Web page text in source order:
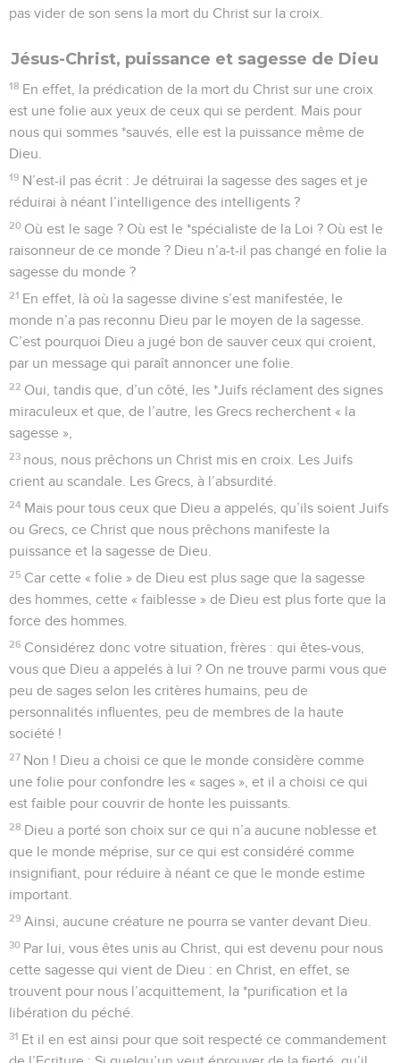
pas vider de son sens la mort du Christ sur la croix.
Jésus-Christ, puissance et sagesse de Dieu
18 En effet, la prédication de la mort du Christ sur une croix
est une folie aux yeux de ceux qui se perdent. Mais pour
nous qui sommes *sauvés, elle est la puissance même de
Dieu.
19 N’est-il pas écrit : Je détruirai la sagesse des sages et je
réduirai à néant l’intelligence des intelligents ?
20 Où est le sage ? Où est le *spécialiste de la Loi ? Où est le
raisonneur de ce monde ? Dieu n’a-t-il pas changé en folie la
sagesse du monde ?
21 En effet, là où la sagesse divine s’est manifestée, le
monde n’a pas reconnu Dieu par le moyen de la sagesse.
C’est pourquoi Dieu a jugé bon de sauver ceux qui croient,
par un message qui paraît annoncer une folie.
22 Oui, tandis que, d’un côté, les *Juifs réclament des signes
miraculeux et que, de l’autre, les Grecs recherchent « la
sagesse »,
23 nous, nous prêchons un Christ mis en croix. Les Juifs
crient au scandale. Les Grecs, à l’absurdité.
24 Mais pour tous ceux que Dieu a appelés, qu’ils soient Juifs
ou Grecs, ce Christ que nous prêchons manifeste la
puissance et la sagesse de Dieu.
25 Car cette « folie » de Dieu est plus sage que la sagesse
des hommes, cette « faiblesse » de Dieu est plus forte que la
force des hommes.
26 Considérez donc votre situation, frères : qui êtes-vous,
vous que Dieu a appelés à lui ? On ne trouve parmi vous que
peu de sages selon les critères humains, peu de
personnalités influentes, peu de membres de la haute
société !
27 Non ! Dieu a choisi ce que le monde considère comme
une folie pour confondre les « sages », et il a choisi ce qui
est faible pour couvrir de honte les puissants.
28 Dieu a porté son choix sur ce qui n’a aucune noblesse et
que le monde méprise, sur ce qui est considéré comme
insignifiant, pour réduire à néant ce que le monde estime
important.
29 Ainsi, aucune créature ne pourra se vanter devant Dieu.
30 Par lui, vous êtes unis au Christ, qui est devenu pour nous
cette sagesse qui vient de Dieu : en Christ, en effet, se
trouvent pour nous l’acquittement, la *purification et la
libération du péché.
31 Et il en est ainsi pour que soit respecté ce commandement